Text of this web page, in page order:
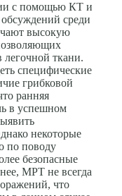
с помощью КТ и
среди
высокую
легочной ткани.
специфические
грибковой
ранняя
в успешном
некоторые
по поводу
безопасные
МРТ не всегда
что